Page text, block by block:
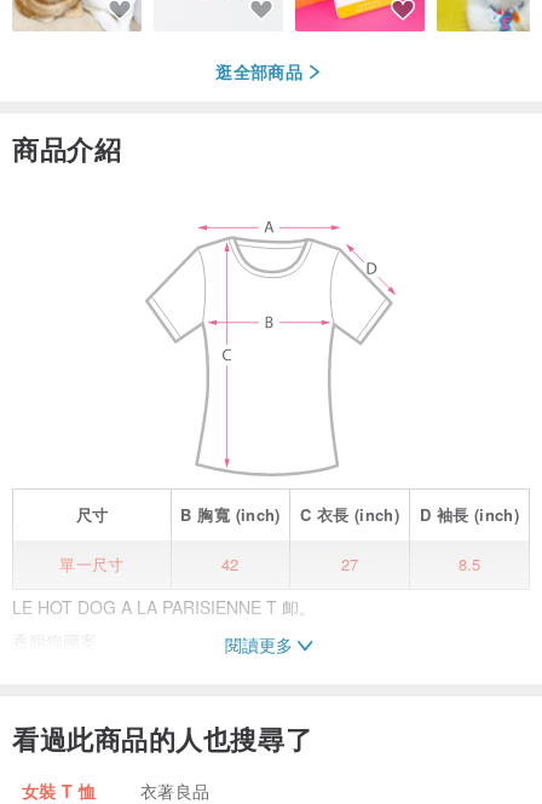
逛全部商品
商品介紹
尺寸 B 胸寬 (inch) C 衣長 (inch) D 袖長 (inch)
單一尺寸 42 27 8.5
LE HOT DOG A LA PARISIENNE T 卹。
香腸狗圖案
-男女通用的
閱讀更多
看過此商品的人也搜尋了
女裝 T 恤 衣著良品